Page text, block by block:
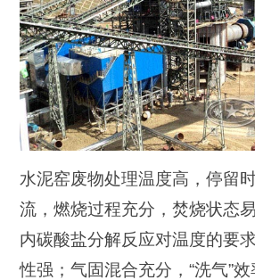
水泥窑废物处理温度高，停留
流，燃烧过程充分，焚烧状态
内碳酸盐分解反应对温度的要
性强；气固混合充分，“洗气”